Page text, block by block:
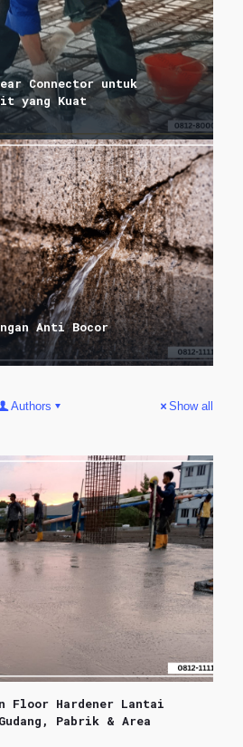
Connector untuk
yang Kuat
Anti Bocor
Authors Show all
Floor Hardener Lantai
Pabrik & Area